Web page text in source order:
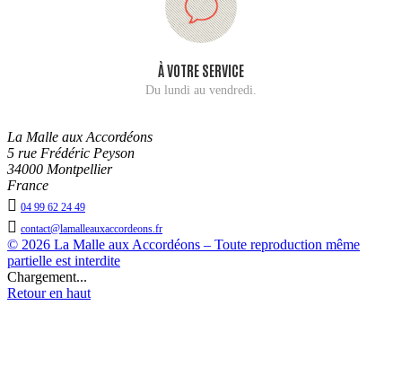
À VOTRE SERVICE
Du lundi au vendredi.
La Malle aux Accordéons
5 rue Frédéric Peyson
34000 Montpellier
France
 04 99 62 24 49
 contact@lamalleauxaccordeons.fr
© 2026 La Malle aux Accordéons – Toute reproduction même
partielle est interdite
Chargement...
Retour en haut